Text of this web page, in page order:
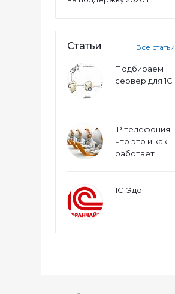
Статьи Все статьи
Подбираем
сервер для 1С
IP телефония:
что это и как
работает
1С-Эдо